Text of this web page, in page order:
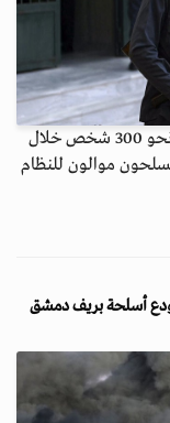
أعلنت السلطات الجديدة في سوريا، عن اعتقال نحو 300 شخص خلال
موالون للنظام